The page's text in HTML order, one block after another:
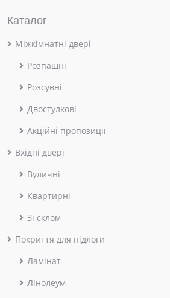
Каталог
Міжкімнатні двері
Розпашні
Розсувні
Двостулкові
Акційні пропозиції
Вхідні двері
Вуличні
Квартирні
Зі склом
Покриття для підлоги
Ламінат
Лінолеум